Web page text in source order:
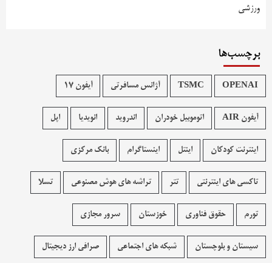
ورزشی
برچسب‌ها
OPENAI
TSMC آژانس مسافرتی آیفون 17
آیفون AIR اتوموبیل خودران اندروید انویدیا اپل
اینترنت کودکان اینتل اینستاگرام بانک مرکزی
تاکسی های اینترنتی تتر تراشه های هوش مصنوعی تسلا
تورم حقوق فناوری خوزستان سرور مجازی
سیستان و بلوچستان شبکه های اجتماعی صرافی ارز دیجیتال